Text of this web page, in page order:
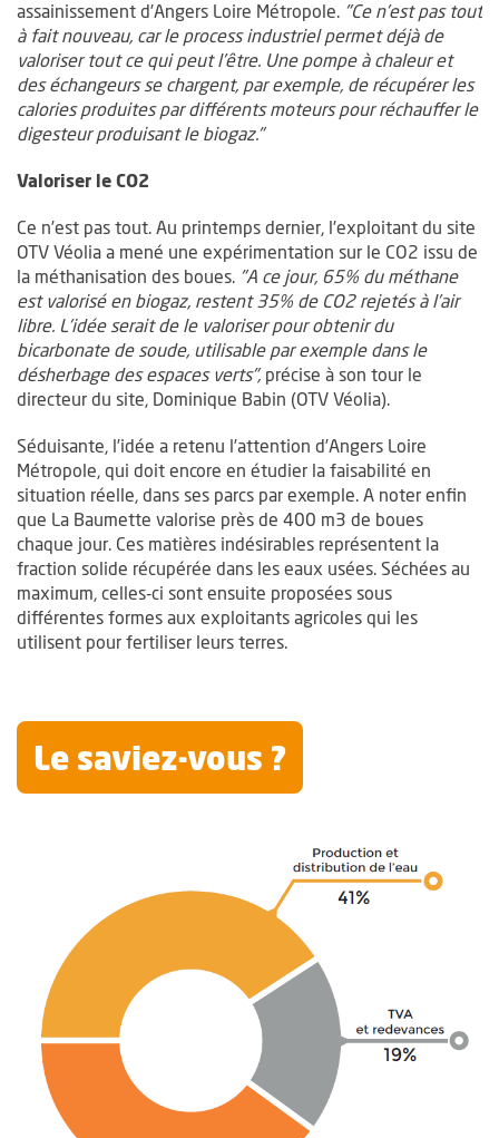
assainissement d’Angers Loire Métropole. "Ce n’est pas tout
à fait nouveau, car le process industriel permet déjà de
valoriser tout ce qui peut l’être. Une pompe à chaleur et
des échangeurs se chargent, par exemple, de récupérer les
calories produites par différents moteurs pour réchauffer le
digesteur produisant le biogaz."
Valoriser le CO2
Ce n’est pas tout. Au printemps dernier, l’exploitant du site
OTV Véolia a mené une expérimentation sur le CO2 issu de
la méthanisation des boues. "A ce jour, 65% du méthane
est valorisé en biogaz, restent 35% de CO2 rejetés à l’air
libre. L’idée serait de le valoriser pour obtenir du
bicarbonate de soude, utilisable par exemple dans le
désherbage des espaces verts", précise à son tour le
directeur du site, Dominique Babin (OTV Véolia).
Séduisante, l’idée a retenu l’attention d’Angers Loire
Métropole, qui doit encore en étudier la faisabilité en
situation réelle, dans ses parcs par exemple. A noter enfin
que La Baumette valorise près de 400 m3 de boues
chaque jour. Ces matières indésirables représentent la
fraction solide récupérée dans les eaux usées. Séchées au
maximum, celles-ci sont ensuite proposées sous
différentes formes aux exploitants agricoles qui les
utilisent pour fertiliser leurs terres.
Le saviez-vous ?